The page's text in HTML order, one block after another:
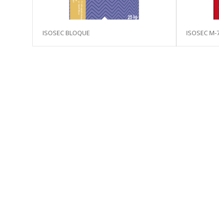
ISOSEC BLOQUE ISOSEC M-